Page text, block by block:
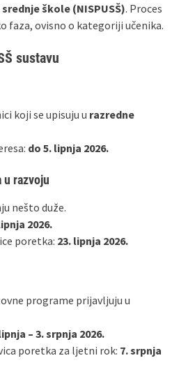
škole (NISPUSŠ). Proces
faza, ovisno o kategoriji učenika.
sustavu
koji se upisuju u razredne
do 5. lipnja 2026.
u razvoju
nešto duže.
2026.
poretka: 23. lipnja 2026.
programe prijavljuju u
– 3. srpnja 2026.
poretka za ljetni rok: 7. srpnja